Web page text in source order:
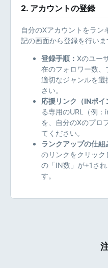
2. アカウントの登録
自分のXアカウントをラン
記の画面から登録を行いま
登録手順： Xのユー
在のフォロワー数、
適切なジャンルを
さい。
応援リンク（INポイ
る専用のURL（例：
を、自分のXのプロ
てください。
ランクアップの仕組
のリンクをクリック
の「IN数」が+1さ
す。